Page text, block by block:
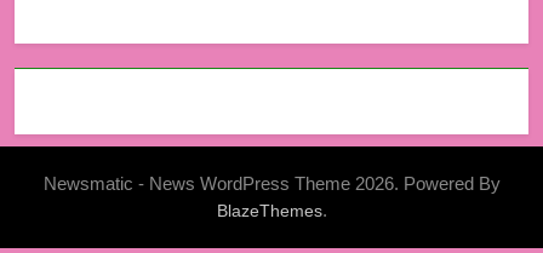
Newsmatic - News WordPress Theme 2026. Powered By
BlazeThemes.